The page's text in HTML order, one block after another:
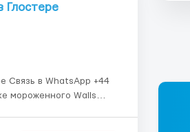
Глостере
Связь в WhatsApp +44
мороженного Walls️